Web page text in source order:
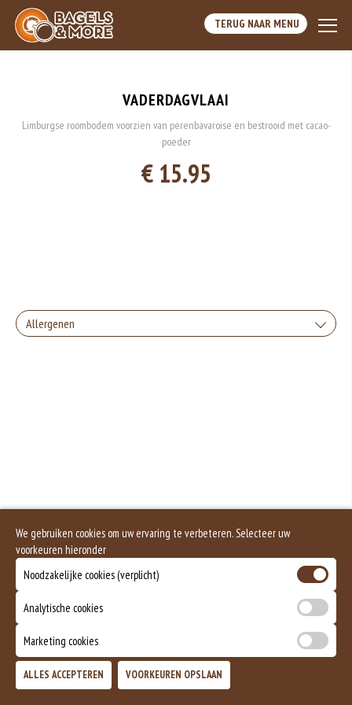
TERUG NAAR MENU
VADERDAGVLAAI
Limburgse roombodem voorzien van perenbavaroise en bestrooid met cacao-
poeder
€ 15.95
Allergenen
We gebruiken cookies om uw ervaring te verbeteren. Selecteer uw
voorkeuren hieronder
Noodzakelijke cookies (verplicht)
Analytische cookies
Marketing cookies
ALLES ACCEPTEREN VOORKEUREN OPSLAAN